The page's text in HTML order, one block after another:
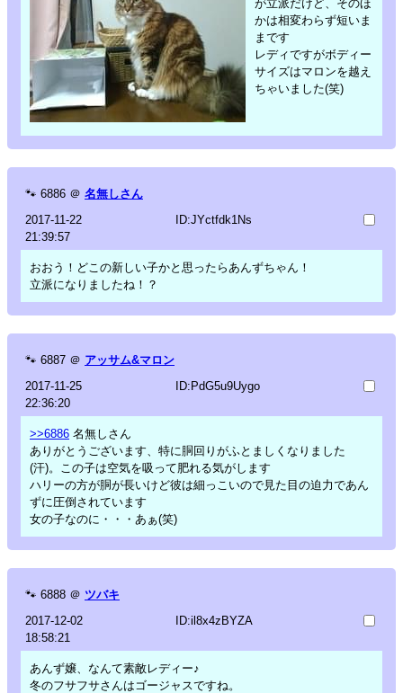
が立派だけど、そのほ
かは相変わらず短いま
まです
レディですがボディー
サイズはマロンを越え
ちゃいました(笑)
🐾 6886 ＠ 名無しさん
2017-11-22
21:39:57
ID:JYctfdk1Ns
おおう！どこの新しい子かと思ったらあんずちゃん！
立派になりましたね！？
🐾 6887 ＠ アッサム&マロン
2017-11-25
22:36:20
ID:PdG5u9Uygo
>>6886 名無しさん
ありがとうございます、特に胴回りがふとましくなりました
(汗)。この子は空気を吸って肥れる気がします
ハリーの方が胴が長いけど彼は細っこいので見た目の迫力であん
ずに圧倒されています
女の子なのに・・・あぁ(笑)
🐾 6888 ＠ ツバキ
2017-12-02
18:58:21
ID:il8x4zBYZA
あんず嬢、なんて素敵レディー♪
冬のフサフサさんはゴージャスですね。